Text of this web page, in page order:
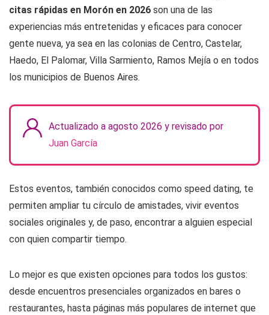
citas rápidas en Morón en 2026 son una de las
experiencias más entretenidas y eficaces para conocer
gente nueva, ya sea en las colonias de Centro, Castelar,
Haedo, El Palomar, Villa Sarmiento, Ramos Mejía o en todos
los municipios de Buenos Aires.
Actualizado a agosto 2026 y revisado por
Juan García
Estos eventos, también conocidos como speed dating, te
permiten ampliar tu círculo de amistades, vivir eventos
sociales originales y, de paso, encontrar a alguien especial
con quien compartir tiempo.
Lo mejor es que existen opciones para todos los gustos:
desde encuentros presenciales organizados en bares o
restaurantes, hasta páginas más populares de internet que